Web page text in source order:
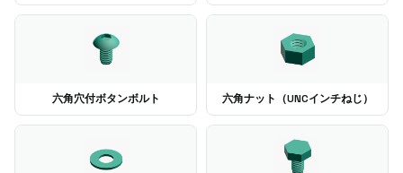
六角穴付ボタンボルト 六角ナット（UNCインチねじ）